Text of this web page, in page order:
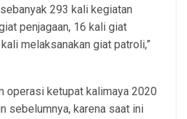
293 kali kegiatan
penjagaan, 16 kali giat
melaksanakan giat patroli,”
operasi ketupat kalimaya 2020
sebelumnya, karena saat ini